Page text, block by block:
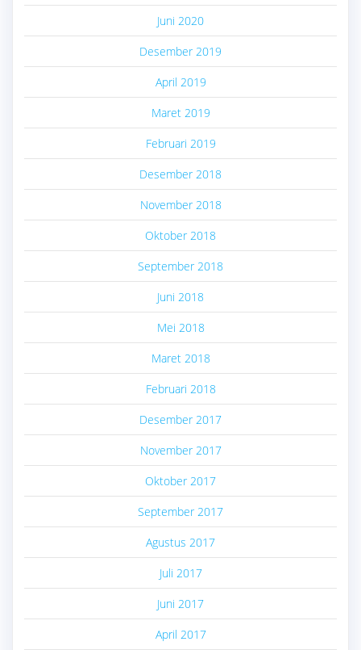
Juni 2020
Desember 2019
April 2019
Maret 2019
Februari 2019
Desember 2018
November 2018
Oktober 2018
September 2018
Juni 2018
Mei 2018
Maret 2018
Februari 2018
Desember 2017
November 2017
Oktober 2017
September 2017
Agustus 2017
Juli 2017
Juni 2017
April 2017